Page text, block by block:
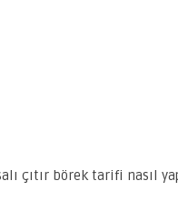
çıtır börek tarifi nasıl